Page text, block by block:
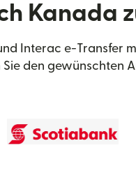
Kanada
Interac e-Transfer
Sie den gewünschten